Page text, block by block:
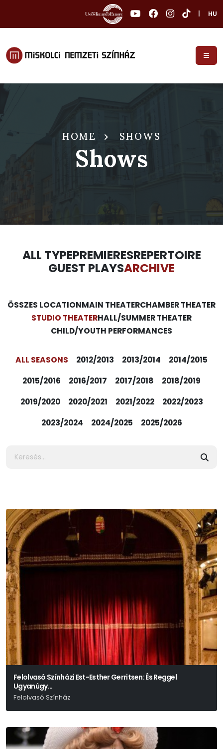
HU
HOME SHOWS
Shows
ALL TYPEPREMIERESREPERTOIRE
GUEST PLAYSARCHIVE
ÖSSZES LOCATIONMAIN THEATERCHAMBER THEATER
STUDIO THEATERHALL/SUMMER THEATER
CHILD/YOUTH PERFORMANCES
ALL SEASONS 2012/2013 2013/2014
2014/2015
2015/2016
2016/2017 2017/2018
2018/2019
2019/2020
2020/2021 2021/2022
2022/2023
2023/2024
2024/2025 2025/2026
Felolvasó Színházi Est-Esther Gerritsen: És Reggel
Ugyanúgy...
Felolvasó Színház